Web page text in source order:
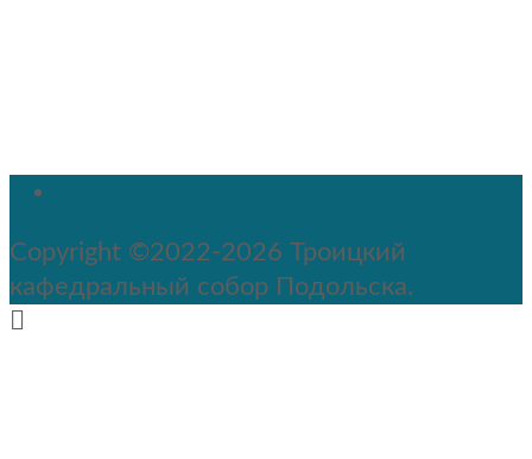
Copyright ©2022-2026 Троицкий
кафедральный собор Подольска.